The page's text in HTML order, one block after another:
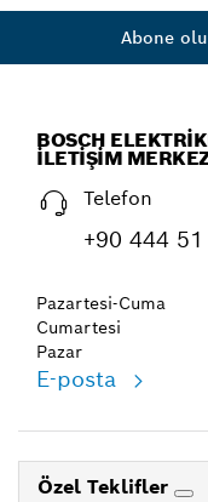
Abone
BOSCH
İLETIŞIM
Telefon
+90 444
Pazartesi-Cuma
Cumartesi
Pazar
E-posta
Özel Teklifler